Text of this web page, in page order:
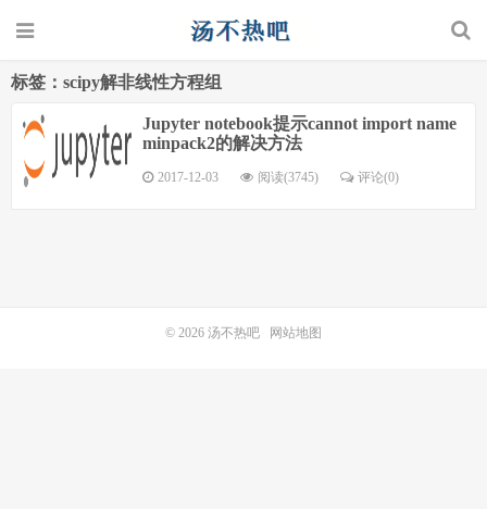
标签：scipy解非线性方程组
Jupyter notebook提示cannot import name
minpack2的解决方法
2017-12-03 阅读(3745) 评论(0)
© 2026 汤不热吧 网站地图